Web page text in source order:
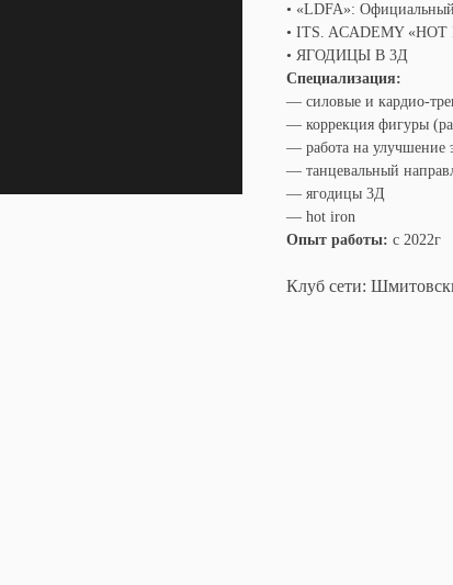
• «LDFA»: Официальный
• ITS. ACADEMY «HOT
• ЯГОДИЦЫ В 3Д
Специализация:
— силовые и кардио-
— коррекция фигуры
— работа на улучшение
— танцевальный
— ягодицы 3Д
— hot iron
Опыт работы: с 2022г
Клуб сети: